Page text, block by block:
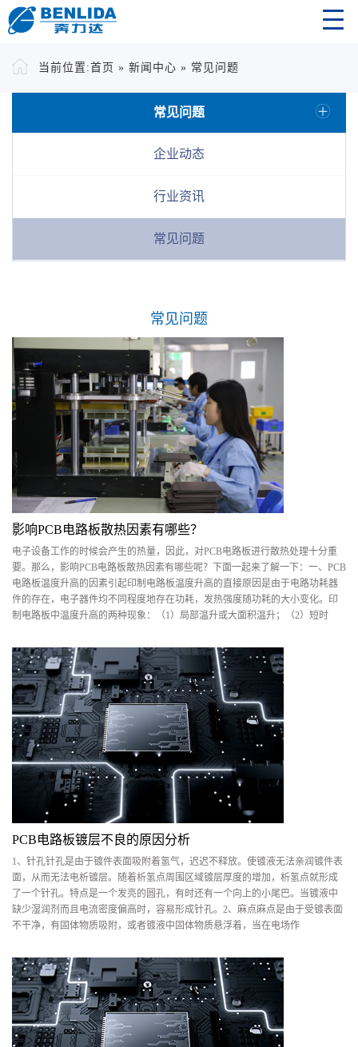
当前位置:首页 » 新闻中心 » 常见问题
常见问题
企业动态
行业资讯
常见问题
常见问题
影响PCB电路板散热因素有哪些？
电子设备工作的时候会产生的热量，因此，对PCB电路板进行散热处理十分重
要。那么，影响PCB电路板散热因素有哪些呢？下面一起来了解一下：一、PCB
电路板温度升高的因素引起印制电路板温度升高的直接原因是由于电路功耗器
件的存在，电子器件均不同程度地存在功耗，发热强度随功耗的大小变化。印
制电路板中温度升高的两种现象：（1）局部温升或大面积温升；（2）短时
PCB电路板镀层不良的原因分析
1、针孔针孔是由于镀件表面吸附着氢气，迟迟不释放。使镀液无法亲润镀件表
面，从而无法电析镀层。随着析氢点周围区域镀层厚度的增加，析氢点就形成
了一个针孔。特点是一个发亮的圆孔，有时还有一个向上的小尾巴。当镀液中
缺少湿润剂而且电流密度偏高时，容易形成针孔。2、麻点麻点是由于受镀表面
不干净，有固体物质吸附，或者镀液中固体物质悬浮着，当在电场作